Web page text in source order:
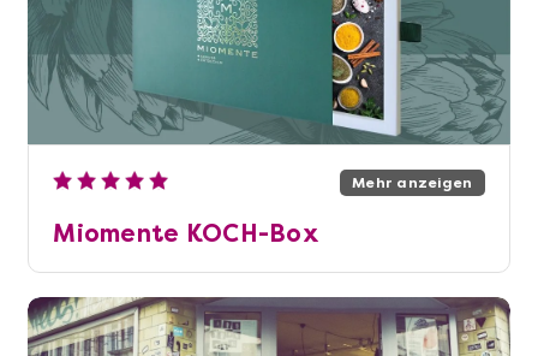
Mehr anzeigen
Miomente KOCH-Box